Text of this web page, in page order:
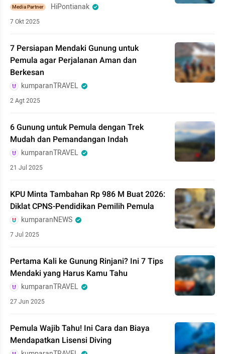
Media Partner HiPontianak
7 Okt 2025
7 Persiapan Mendaki Gunung untuk
Pemula agar Perjalanan Aman dan
Berkesan
kumparanTRAVEL
2 Agt 2025
6 Gunung untuk Pemula dengan Trek
Mudah dan Pemandangan Indah
kumparanTRAVEL
21 Jul 2025
KPU Minta Tambahan Rp 986 M Buat 2026:
Diklat CPNS-Pendidikan Pemilih Pemula
kumparanNEWS
7 Jul 2025
Pertama Kali ke Gunung Rinjani? Ini 7 Tips
Mendaki yang Harus Kamu Tahu
kumparanTRAVEL
27 Jun 2025
Pemula Wajib Tahu! Ini Cara dan Biaya
Mendapatkan Lisensi Diving